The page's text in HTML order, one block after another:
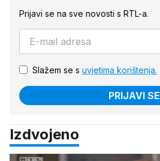
Prijavi se na sve novosti s RTL-a.
Slažem se s uvjetima korištenja.
PRIJAVI SE
Izdvojeno